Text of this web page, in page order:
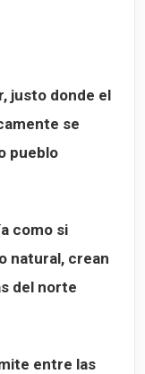
, justo donde el
se
pueblo
como si
natural, crean
del norte
entre las